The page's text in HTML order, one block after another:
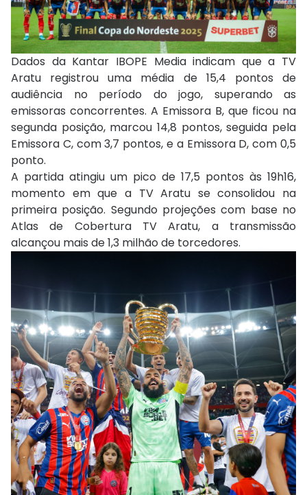
Dados da Kantar IBOPE Media indicam que a TV
Aratu registrou uma média de 15,4 pontos de
audiência no período do jogo, superando as
emissoras concorrentes. A Emissora B, que ficou na
segunda posição, marcou 14,8 pontos, seguida pela
Emissora C, com 3,7 pontos, e a Emissora D, com 0,5
ponto.
A partida atingiu um pico de 17,5 pontos às 19h16,
momento em que a TV Aratu se consolidou na
primeira posição. Segundo projeções com base no
Atlas de Cobertura TV Aratu, a transmissão
alcançou mais de 1,3 milhão de torcedores.